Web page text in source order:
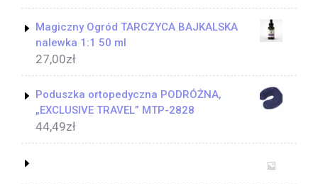
Magiczny Ogród TARCZYCA BAJKALSKA
nalewka 1:1 50 ml
27,00zł
Poduszka ortopedyczna PODRÓŻNA,
„EXCLUSIVE TRAVEL” MTP-2828
44,49zł